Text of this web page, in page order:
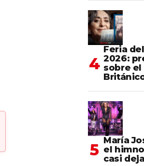
Feria
2026:
sobre
María
el
casi